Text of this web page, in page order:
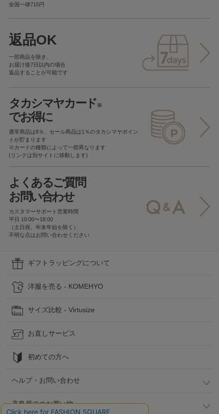
全国一律715円
返品OK
一部商品を除き、
お届け後7日以内の場合
返品することが可能です
タカシマヤカード※
でお得に
通常商品は8％、セール商品は1％のタカシマヤポイン
トが貯まります
※カードの種類によって一部異なります
(リンクは別サイトに移動します)
よくあるご質問
お問い合わせ
カスタマーサポート営業時間
平日 10:00〜18:00
（土日祝、年末年始を除く）
不明な点はお問い合わせください
ギフトラッピングについて
洋服を売る - KOMEHYO
サイズ比較 - Virtusize
お直しサービス
初めての方へ
ヘルプ・お問い合わせ
高島屋でのお買い物